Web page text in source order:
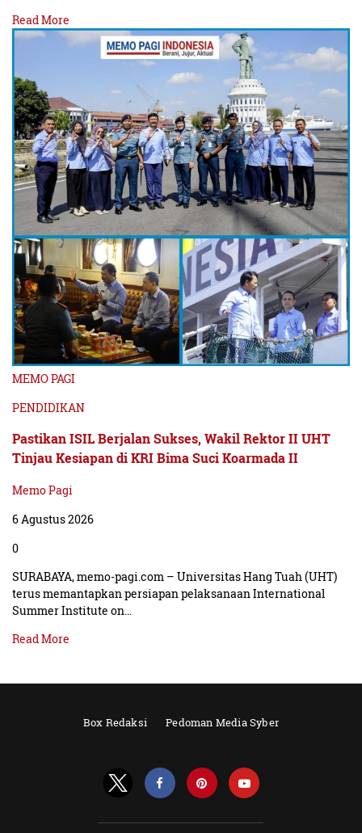
Read More
MEMO PAGI
PENDIDIKAN
Pastikan ISIL Berjalan Sukses, Wakil Rektor II UHT
Tinjau Kesiapan di KRI Bima Suci Koarmada II
Memo Pagi
6 Agustus 2026
0
SURABAYA, memo-pagi.com – Universitas Hang Tuah (UHT)
terus memantapkan persiapan pelaksanaan International
Summer Institute on…
Read More
Box Redaksi Pedoman Media Syber